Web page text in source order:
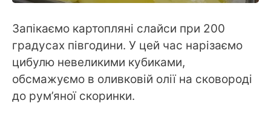
Запікаємо картопляні слайси при 200
градусах півгодини. У цей час нарізаємо
цибулю невеликими кубиками,
обсмажуємо в оливковій олії на сковороді
до рум’яної скоринки.